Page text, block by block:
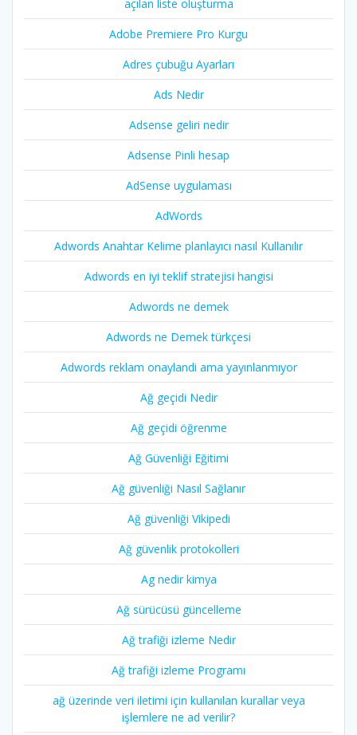
açılan liste oluşturma
Adobe Premiere Pro Kurgu
Adres çubuğu Ayarları
Ads Nedir
Adsense geliri nedir
Adsense Pinli hesap
AdSense uygulaması
AdWords
Adwords Anahtar Kelime planlayıcı nasıl Kullanılır
Adwords en iyi teklif stratejisi hangisi
Adwords ne demek
Adwords ne Demek türkçesi
Adwords reklam onaylandi ama yayınlanmıyor
Ağ geçidi Nedir
Ağ geçidi öğrenme
Ağ Güvenliği Eğitimi
Ağ güvenliği Nasıl Sağlanır
Ağ güvenliği Vikipedi
Ağ güvenlik protokolleri
Ag nedir kimya
Ağ sürücüsü güncelleme
Ağ trafiği izleme Nedir
Ağ trafiği izleme Programı
ağ üzerinde veri iletimi için kullanılan kurallar veya
işlemlere ne ad verilir?